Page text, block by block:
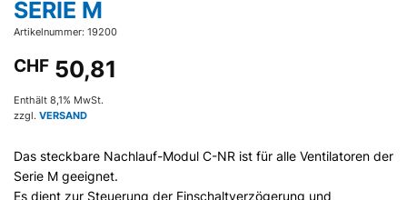
SERIE M
Artikelnummer: 19200
CHF 50,81
Enthält 8,1% MwSt.
zzgl. VERSAND
Das steckbare Nachlauf-Modul C-NR ist für alle Ventilatoren der
Serie M geeignet.
Es dient zur Steuerung der Einschaltverzögerung und